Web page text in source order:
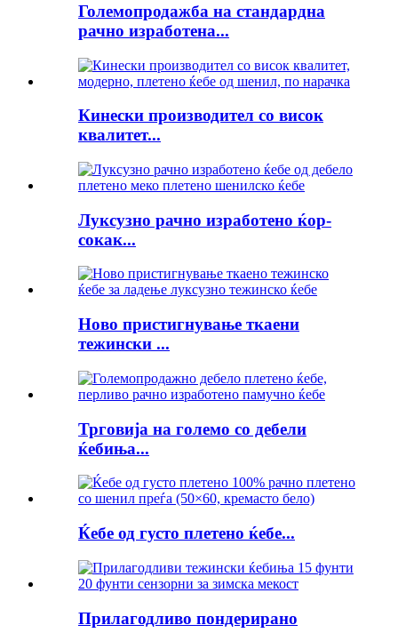
Големопродажба на стандардна
рачно изработена...
Кинески производител со висок
квалитет...
Луксузно рачно изработено ќор-
сокак...
Ново пристигнување ткаени
тежински ...
Трговија на големо со дебели
ќебиња...
Ќебе од густо плетено ќебе...
Прилагодливо пондерирано